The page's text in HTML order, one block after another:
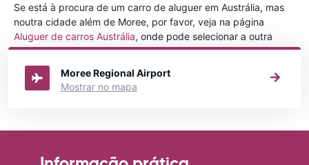
Se está à procura de um carro de aluguer em Austrália, mas
noutra cidade além de Moree, por favor, veja na página
Aluguer de carros Austrália, onde pode selecionar a outra
cidade em Austrália que gostaria de alugar um carro
Moree Regional Airport
Mostrar no mapa